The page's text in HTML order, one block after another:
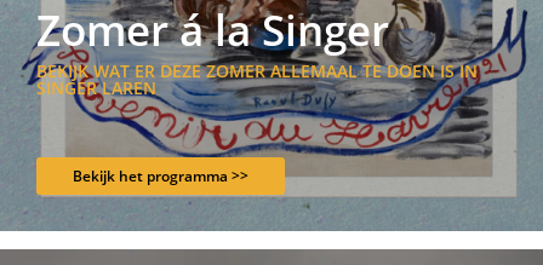
Zomer á la Singer
BEKIJK WAT ER DEZE ZOMER ALLEMAAL TE DOEN IS IN
SINGER LAREN
Bekijk het programma >>